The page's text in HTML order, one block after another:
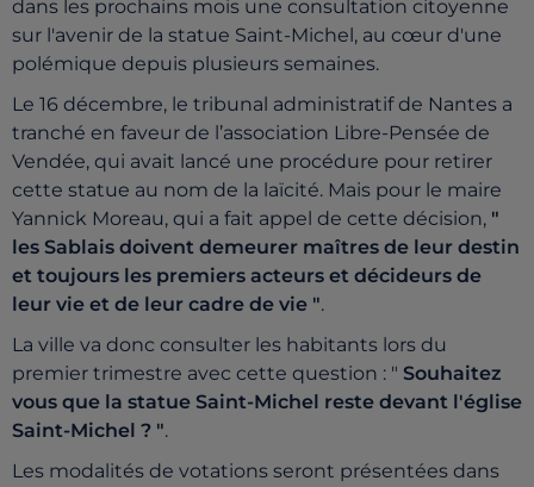
dans les prochains mois une consultation citoyenne
sur l'avenir de la statue Saint-Michel, au cœur d'une
polémique depuis plusieurs semaines.
Le 16 décembre, le tribunal administratif de Nantes a
tranché en faveur de l’association Libre-Pensée de
Vendée, qui avait lancé une procédure pour retirer
cette statue au nom de la laïcité. Mais pour le maire
Yannick Moreau, qui a fait appel de cette décision, "
les Sablais doivent demeurer maîtres de leur destin
et toujours les premiers acteurs et décideurs de
leur vie et de leur cadre de vie ".
La ville va donc consulter les habitants lors du
premier trimestre avec cette question : " Souhaitez
vous que la statue Saint-Michel reste devant l'église
Saint-Michel ? ".
Les modalités de votations seront présentées dans